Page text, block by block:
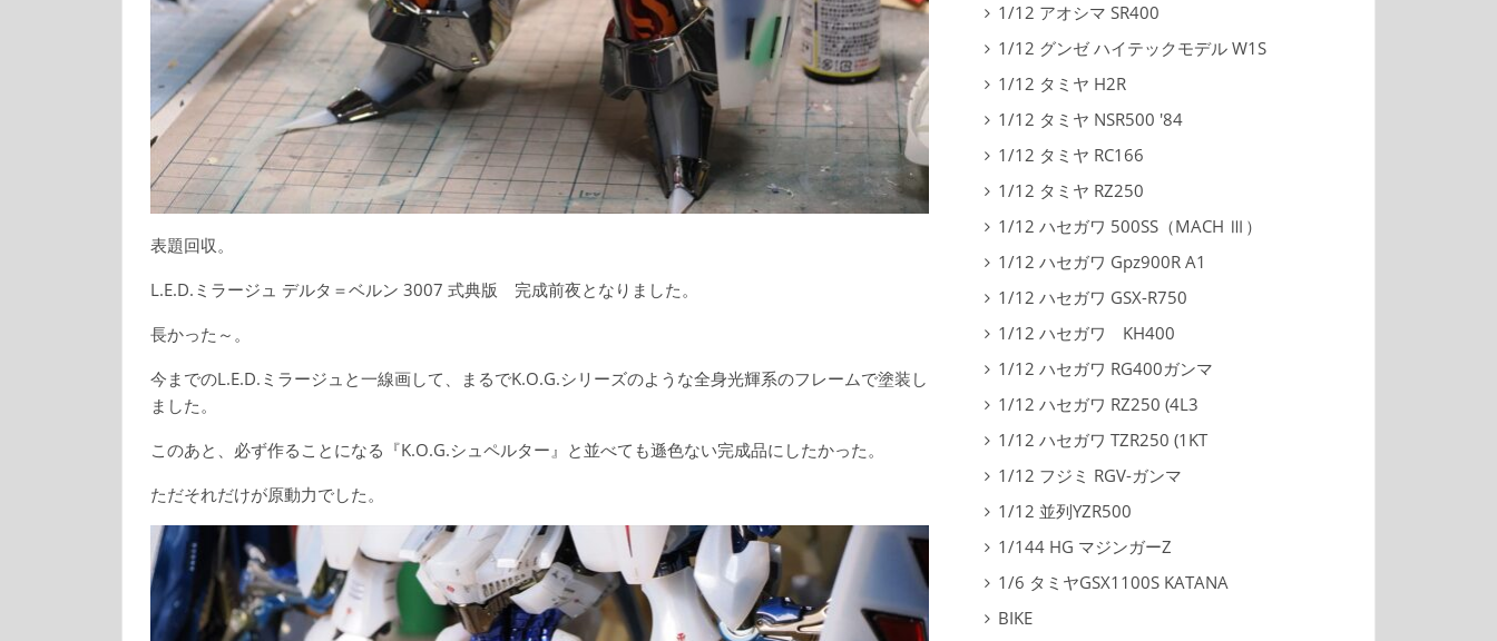
表題回収。
L.E.D.ミラージュ デルタ＝ベルン 3007 式典版 完成前夜となりました。
長かった～。
今までのL.E.D.ミラージュと一線画して、まるでK.O.G.シリーズのような全身光輝系のフレームで塗装し
ました。
このあと、必ず作ることになる『K.O.G.シュペルター』と並べても遜色ない完成品にしたかった。
ただそれだけが原動力でした。
1/12 アオシマ SR400
1/12 グンゼ ハイテックモデル W1S
1/12 タミヤ H2R
1/12 タミヤ NSR500 '84
1/12 タミヤ RC166
1/12 タミヤ RZ250
1/12 ハセガワ 500SS（MACH Ⅲ）
1/12 ハセガワ Gpz900R A1
1/12 ハセガワ GSX-R750
1/12 ハセガワ KH400
1/12 ハセガワ RG400ガンマ
1/12 ハセガワ RZ250 (4L3
1/12 ハセガワ TZR250 (1KT
1/12 フジミ RGV-ガンマ
1/12 並列YZR500
1/144 HG マジンガーZ
1/6 タミヤGSX1100S KATANA
BIKE